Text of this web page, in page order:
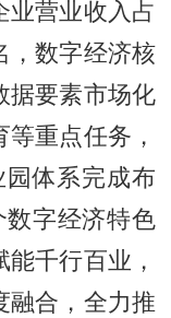
业营业收入占
，数字经济核
据要素市场化
重点任务，
园体系完成布
数字经济特色
千行百业，
融合，全力推